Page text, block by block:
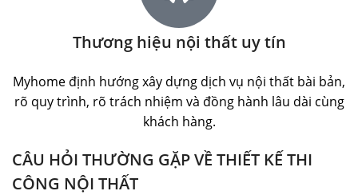
Thương hiệu nội thất uy tín
Myhome định hướng xây dựng dịch vụ nội thất bài bản,
rõ quy trình, rõ trách nhiệm và đồng hành lâu dài cùng
khách hàng.
CÂU HỎI THƯỜNG GẶP VỀ THIẾT KẾ THI
CÔNG NỘI THẤT